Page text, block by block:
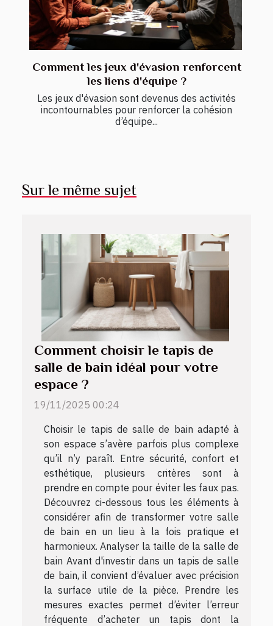
Comment les jeux d'évasion renforcent
les liens d'équipe ?
Les jeux d'évasion sont devenus des activités
incontournables pour renforcer la cohésion
d’équipe...
Sur le même sujet
Comment choisir le tapis de
salle de bain idéal pour votre
espace ?
19/11/2025 00:24
Choisir le tapis de salle de bain adapté à
son espace s’avère parfois plus complexe
qu’il n’y paraît. Entre sécurité, confort et
esthétique, plusieurs critères sont à
prendre en compte pour éviter les faux pas.
Découvrez ci-dessous tous les éléments à
considérer afin de transformer votre salle
de bain en un lieu à la fois pratique et
harmonieux. Analyser la taille de la salle de
bain Avant d'investir dans un tapis de salle
de bain, il convient d’évaluer avec précision
la surface utile de la pièce. Prendre les
mesures exactes permet d’éviter l’erreur
fréquente d’acheter un tapis dont la